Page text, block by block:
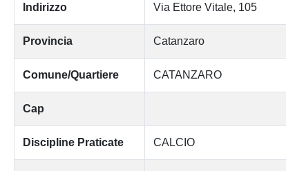
Indirizzo Via Ettore Vitale, 105
Provincia Catanzaro
Comune/Quartiere CATANZARO
Cap
Discipline Praticate CALCIO